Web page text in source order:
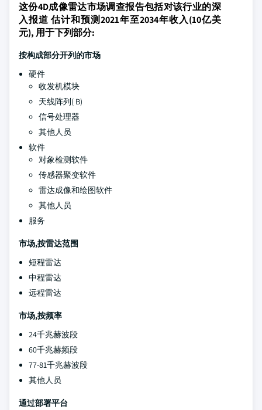
这份4D成像雷达市场调查报告包括对该行业的深
入报道 估计和预测2021年至2034年收入(10亿美
元), 用于下列部分:
按构成部分开列的市场
硬件
收发机模块
天线阵列( B)
信号处理器
其他人员
软件
对象检测软件
传感器聚变软件
雷达成像和绘图软件
其他人员
服务
市场,按雷达范围
短程雷达
中程雷达
远程雷达
市场,按频率
24千兆赫波段
60千兆赫频段
77-81千兆赫波段
其他人员
通过部署平台